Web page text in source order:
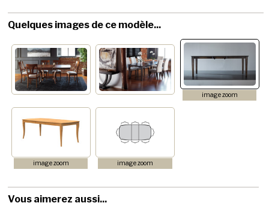
Quelques images de ce modèle...
image zoom
image zoom image zoom
Vous aimerez aussi...